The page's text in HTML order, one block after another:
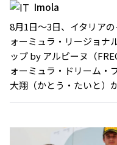
Imola
8月1日〜3日、イタリア
ォーミュラ・リージョナ
ップ by アルピーヌ（
ォーミュラ・ドリーム・
大翔（かとう・たいと）